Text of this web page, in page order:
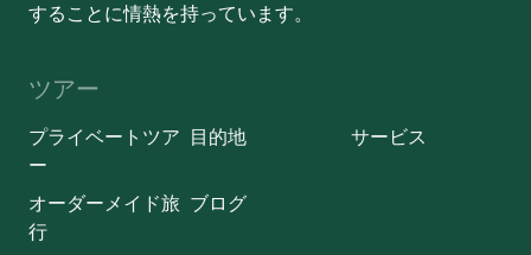
することに情熱を持っています。
ツアー
プライベートツア
ー
目的地 サービス
オーダーメイド旅
行
ブログ